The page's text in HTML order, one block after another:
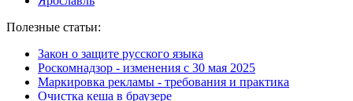
Полезные статьи:
Закон о защите русского языка
Роскомнадзор - изменения с 30 мая 2025
Маркировка рекламы - требования и практика
Очистка кеша в браузере